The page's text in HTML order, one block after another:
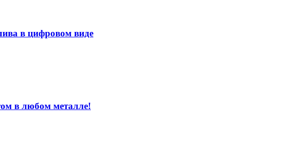
в цифровом виде
в любом металле!